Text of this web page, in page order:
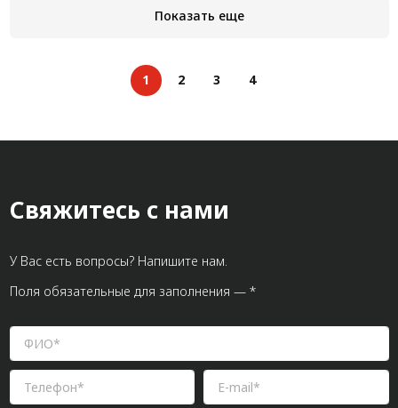
6000
Стандартная длина,
Показать еще
1 2 3 4
Свяжитесь с нами
У Вас есть вопросы? Напишите нам.
Поля обязательные для заполнения — *